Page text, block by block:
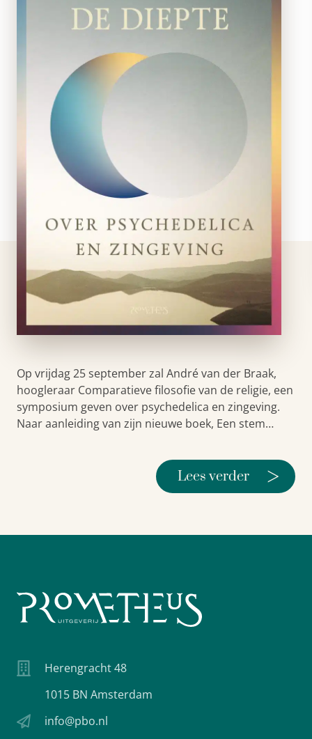
Op vrijdag 25 september zal André van der Braak,
hoogleraar Comparatieve filosofie van de religie, een
symposium geven over psychedelica en zingeving.
Naar aanleiding van zijn nieuwe boek, Een stem…
Lees verder >
Herengracht 48
1015 BN Amsterdam
info@pbo.nl